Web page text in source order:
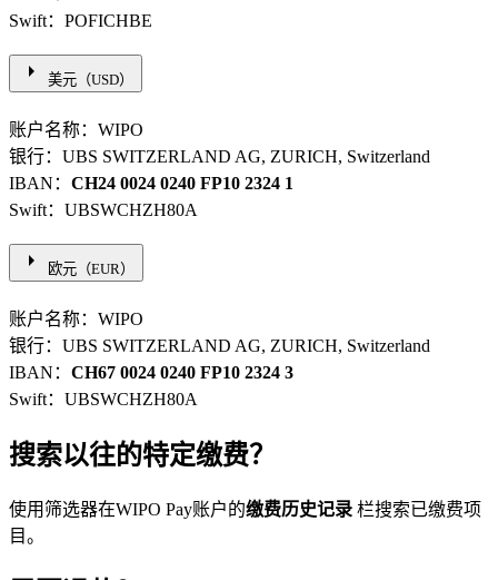
Swift：POFICHBE
arrow_right 美元（USD）
账户名称：WIPO
银行：UBS SWITZERLAND AG, ZURICH, Switzerland
IBAN： CH24 0024 0240 FP10 2324 1
Swift：UBSWCHZH80A
arrow_right 欧元（EUR）
账户名称：WIPO
银行：UBS SWITZERLAND AG, ZURICH, Switzerland
IBAN： CH67 0024 0240 FP10 2324 3
Swift：UBSWCHZH80A
搜索以往的特定缴费？
使用筛选器在WIPO Pay账户的缴费历史记录 栏搜索已缴费项
目。